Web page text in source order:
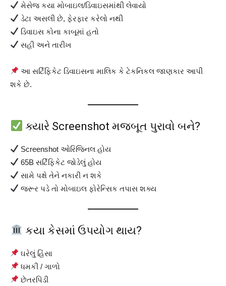
મેસેજ કયા મોબાઇલ/ડિવાઇસમાંથી લેવાયો
ડેટા અસલી છે, ફેરફાર કરેલો નથી
ડિવાઇસ કોના કાબૂમાં હતો
સહી અને તારીખ
આ સર્ટિફિકેટ ડિવાઇસના માલિક કે ટેકનિકલ જાણકાર આપી
શકે છે.
ક્યારે Screenshot મજબૂત પુરાવો બને?
Screenshot ઓરિજિનલ હોય
65B સર્ટિફિકેટ જોડેલું હોય
સામે પક્ષે તેને નકારી ન શકે
જરૂર પડે તો મોબાઇલ ફોરેન્સિક તપાસ શક્ય
કયા કેસમાં ઉપયોગ થાય?
ઘરેલું હિંસા
ધમકી / ગાળો
છેતરપિંડી